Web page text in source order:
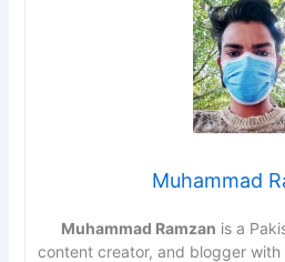
Muhammad
Muhammad Ramzan is a
content creator, and blogger